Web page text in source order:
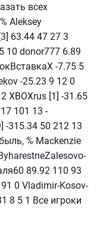
всех
Aleksey
63.44 47 27 3
10 donor777 6.89
-7.75 5
-25.23 9 12 0
XBOXrus [1] -31.65
101 13 -
-315.34 50 212 13
% Mackenzie
89.92 110 93
0 Vladimir-Kosov-
8 5 1 Все игроки